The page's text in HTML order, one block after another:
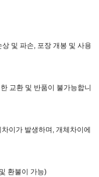
및 파손, 포장 개봉 및 사용
교환 및 반품이 불가능합니
이가 발생하며, 개체차이에
환불이 가능)